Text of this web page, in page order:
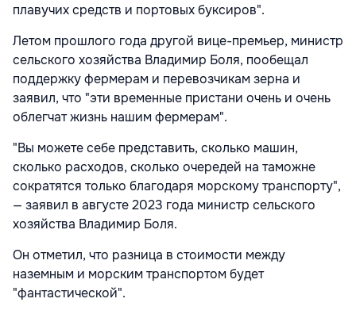
плавучих средств и портовых буксиров".
Летом прошлого года другой вице-премьер, министр
сельского хозяйства Владимир Боля, пообещал
поддержку фермерам и перевозчикам зерна и
заявил, что "эти временные пристани очень и очень
облегчат жизнь нашим фермерам".
"Вы можете себе представить, сколько машин,
сколько расходов, сколько очередей на таможне
сократятся только благодаря морскому транспорту",
— заявил в августе 2023 года министр сельского
хозяйства Владимир Боля.
Он отметил, что разница в стоимости между
наземным и морским транспортом будет
"фантастической".